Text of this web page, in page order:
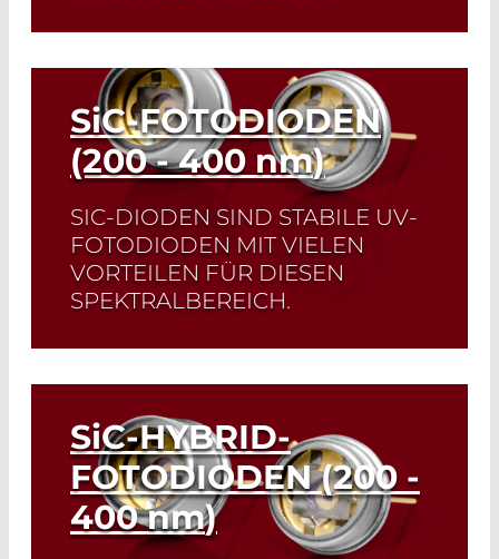
Read More
SiC-FOTODIODEN
(200 - 400 nm)
SIC-DIODEN SIND STABILE UV-
FOTODIODEN MIT VIELEN
VORTEILEN FÜR DIESEN
SPEKTRALBEREICH.
Read More
SiC-HYBRID-
FOTODIODEN (200 -
400nm)